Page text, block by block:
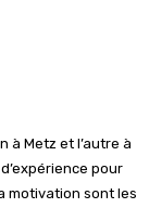
à Metz et l’autre à
pour
motivation sont les